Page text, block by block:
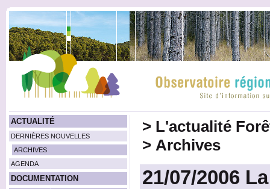
ACTUALITÉ
DERNIÈRES NOUVELLES
ARCHIVES
AGENDA
DOCUMENTATION
> L'actualité
> Archives
21/07/2006